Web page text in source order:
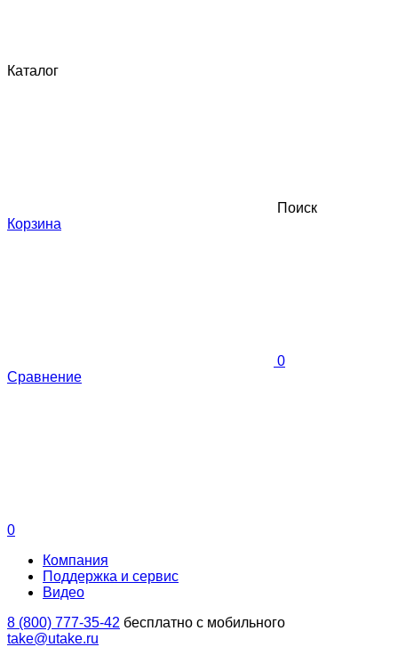
Каталог
Поиск
Корзина
0
Сравнение
0
Компания
Поддержка и сервис
Видео
8 (800) 777-35-42 бесплатно с мобильного
take@utake.ru